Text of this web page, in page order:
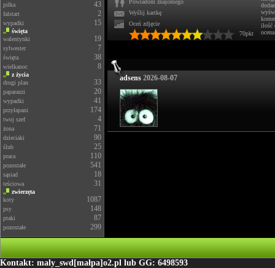
piłka 43
falstart 2
wypadki 15
święta
walentynki
19
sylwester 7
święta 38
wielkanoc 8
z życia
drugi plan
33
paparazzi 20
wypadki 41
przyłapani 174
twoj szef 4
żona 71
dzieciaki 90
ślub 25
praca 110
pozostałe 541
sąsiad 18
teściowa 31
zwierzęta
koty
1087
psy 148
ptaki 87
pozostałe 299
Powiadom znajomego
Wyślij kartkę
Oceń zdjęcie
70pkt
ilość
ocena
adsens 2026-08-07
Kontakt: maly_swd[małpa]o2.pl lub GG: 6498593